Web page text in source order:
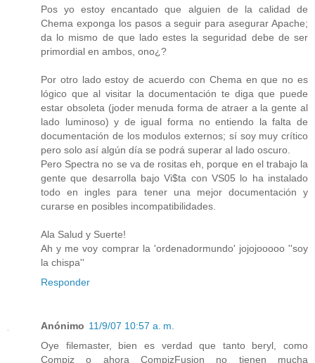
Pos yo estoy encantado que alguien de la calidad de
Chema exponga los pasos a seguir para asegurar Apache;
da lo mismo de que lado estes la seguridad debe de ser
primordial en ambos, ono¿?
Por otro lado estoy de acuerdo con Chema en que no es
lógico que al visitar la documentación te diga que puede
estar obsoleta (joder menuda forma de atraer a la gente al
lado luminoso) y de igual forma no entiendo la falta de
documentación de los modulos externos; sí soy muy crítico
pero solo así algún día se podrá superar al lado oscuro.
Pero Spectra no se va de rositas eh, porque en el trabajo la
gente que desarrolla bajo Vi$ta con VS05 lo ha instalado
todo en ingles para tener una mejor documentación y
curarse en posibles incompatibilidades.
Ala Salud y Suerte!
Ah y me voy comprar la 'ordenadormundo' jojojooooo ''soy
la chispa''
Responder
Anónimo 11/9/07 10:57 a. m.
Oye filemaster, bien es verdad que tanto beryl, como
Compiz o ahora CompizFusion no tienen mucha